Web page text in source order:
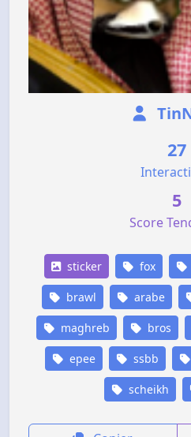
27
5
Score
sticker fox
brawl arabe
maghreb bros
epee ssbb
scheikh